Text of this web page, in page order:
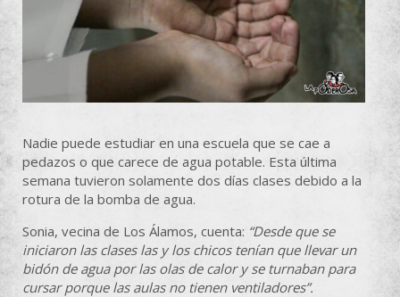
Nadie puede estudiar en una escuela que se cae a
pedazos o que carece de agua potable. Esta última
semana tuvieron solamente dos días clases debido a la
rotura de la bomba de agua.
Sonia, vecina de Los Álamos, cuenta: “Desde que se
iniciaron las clases las y los chicos tenían que llevar un
bidón de agua por las olas de calor y se turnaban para
cursar porque las aulas no tienen ventiladores”.